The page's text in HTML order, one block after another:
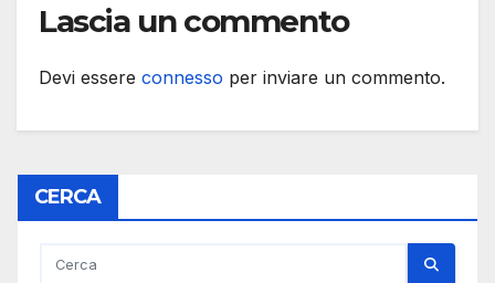
Lascia un commento
Devi essere connesso per inviare un commento.
CERCA